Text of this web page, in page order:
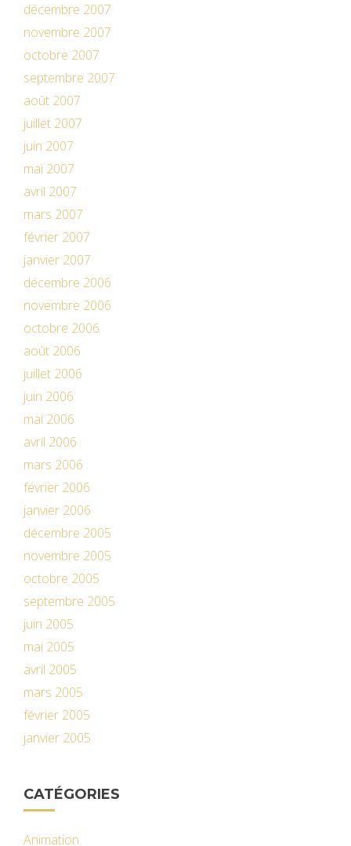
décembre 2007
novembre 2007
octobre 2007
septembre 2007
août 2007
juillet 2007
juin 2007
mai 2007
avril 2007
mars 2007
février 2007
janvier 2007
décembre 2006
novembre 2006
octobre 2006
août 2006
juillet 2006
juin 2006
mai 2006
avril 2006
mars 2006
février 2006
janvier 2006
décembre 2005
novembre 2005
octobre 2005
septembre 2005
juin 2005
mai 2005
avril 2005
mars 2005
février 2005
janvier 2005
CATÉGORIES
Animation